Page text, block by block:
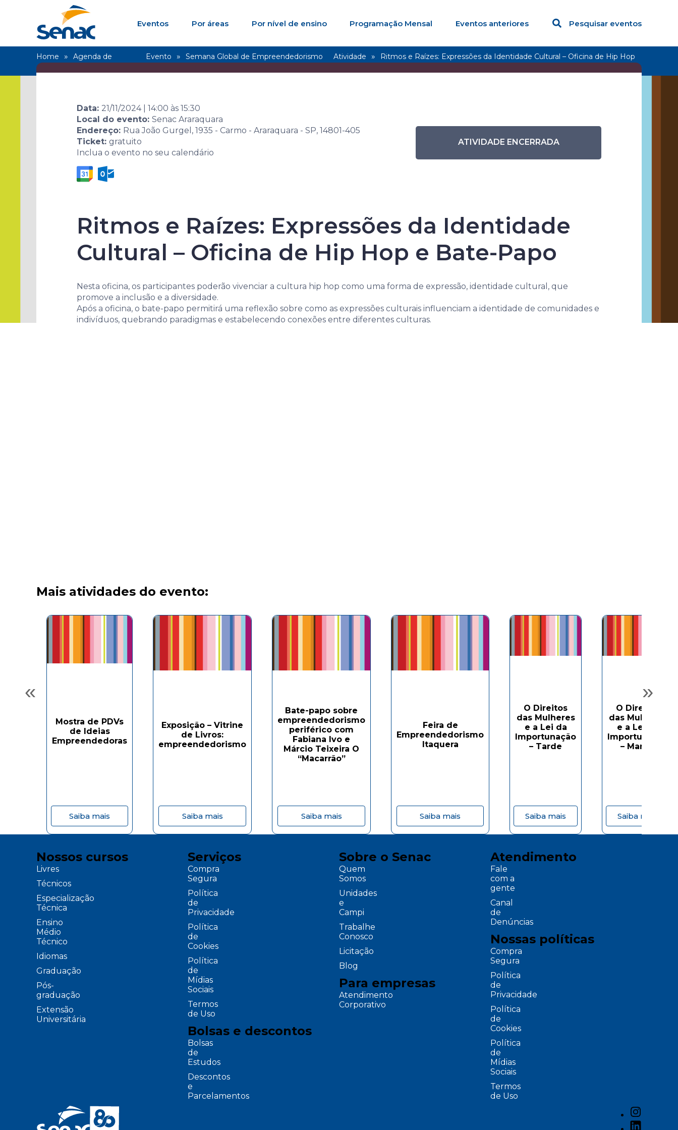
Eventos Por áreas Por nível de ensino Programação Mensal Eventos anteriores Pesquisar eventos
Home
Agenda de
Evento
Semana Global de Empreendedorismo
Atividade
Ritmos e Raízes: Expressões da Identidade Cultural – Oficina de Hip Hop
Semana Global de Empreendedorismo
2024
Data: 21/11/2024| 14:00 às 15:30
Local do evento: Senac Araraquara
Endereço: Rua João Gurgel, 1935 - Carmo - Araraquara - SP, 14801-405
Ticket: gratuito
Inclua o evento no seu calendário
ATIVIDADE ENCERRADA
Ritmos e Raízes: Expressões da Identidade
Cultural – Oficina de Hip Hop e Bate-Papo
Nesta oficina, os participantes poderão vivenciar a cultura hip hop como uma forma de expressão, identidade cultural, que
promove a inclusão e a diversidade.
Após a oficina, o bate-papo permitirá uma reflexão sobre como as expressões culturais influenciam a identidade de comunidades e
indivíduos, quebrando paradigmas e estabelecendo conexões entre diferentes culturas.
Mais atividades do evento:
Mostra de PDVs
de Ideias
Empreendedoras
Saiba mais
Exposição – Vitrine
de Livros:
empreendedorismo
Saiba mais
Bate-papo sobre
empreendedorismo
periférico com
Fabiana Ivo e
Márcio Teixeira O
“Macarrão”
Saiba mais
Feira de
Empreendedorismo
Itaquera
Saiba mais
O Direitos
das Mulheres
e a Lei da
Importunação
– Tarde
Saiba mais
O Direitos
das Mulheres
e a Lei da
Importunação
– Manhã
Saiba mais
« »
Nossos cursos
Livres
Técnicos
Especialização
Técnica
Ensino
Médio
Técnico
Idiomas
Graduação
Pós-
graduação
Extensão
Universitária
Serviços
Compra
Segura
Política
de
Privacidade
Política
de
Cookies
Política
de
Mídias
Sociais
Termos
de Uso
Bolsas e descontos
Bolsas
de
Estudos
Descontos
e
Parcelamentos
Sobre o Senac
Quem
Somos
Unidades
e
Campi
Trabalhe
Conosco
Licitação
Blog
Para empresas
Atendimento
Corporativo
Atendimento
Fale
com a
gente
Canal
de
Denúncias
Nossas políticas
Compra
Segura
Política
de
Privacidade
Política
de
Cookies
Política
de
Mídias
Sociais
Termos
de Uso